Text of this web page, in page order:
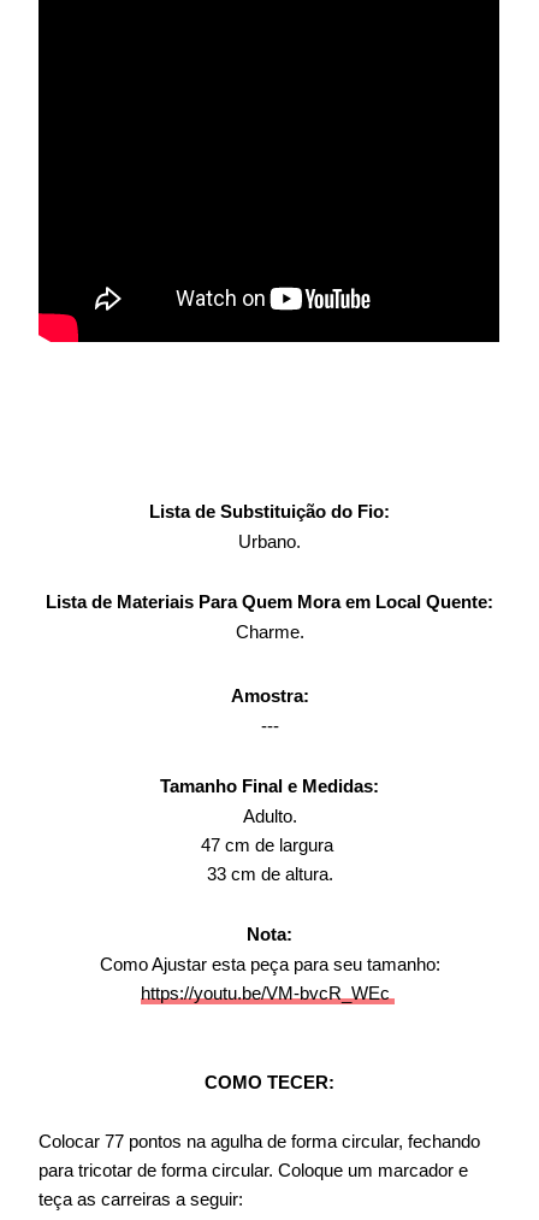
Lista de Substituição do Fio:
Urbano.
Lista de Materiais Para Quem Mora em Local Quente:
Charme.
Amostra:
---
Tamanho Final e Medidas:
Adulto.
47 cm de largura
33 cm de altura.
Nota:
Como Ajustar esta peça para seu tamanho:
https://youtu.be/VM-bvcR_WEc
COMO TECER:
Colocar 77 pontos na agulha de forma circular, fechando
para tricotar de forma circular. Coloque um marcador e
teça as carreiras a seguir: